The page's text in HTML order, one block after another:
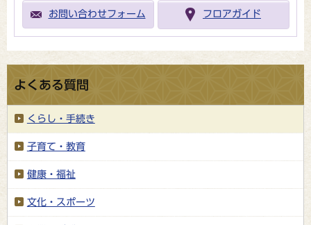
お問い合わせフォーム フロアガイド
よくある質問
くらし・手続き
子育て・教育
健康・福祉
文化・スポーツ